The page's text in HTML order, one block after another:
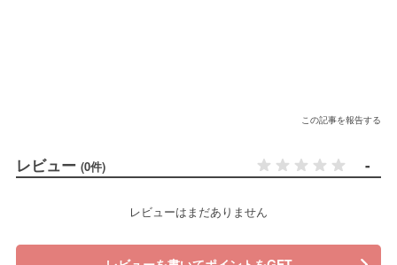
この記事を報告する
レビュー (0件) -
レビューはまだありません